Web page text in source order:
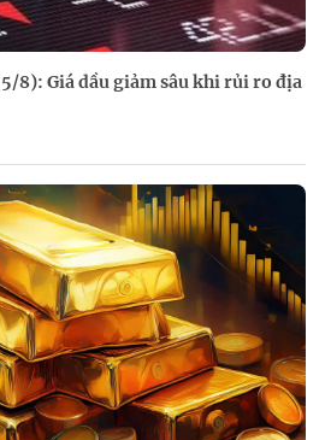
8): Giá dầu giảm sâu khi rủi ro địa